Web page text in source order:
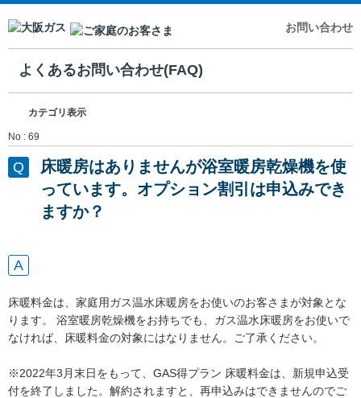
お問い合わせ
よくあるお問い合わせ(FAQ)
カテゴリ表示
No : 69
床暖房はありませんが浴室暖房乾燥機を使
っています。オプション割引は申込みでき
ますか？
床暖料金は、家庭用ガス温水床暖房をお使いのお客さまが対象とな
ります。 浴室暖房乾燥機をお持ちでも、ガス温水床暖房をお使いで
なければ、床暖料金の対象にはなりません。ご了承ください。
※2022年3月末日をもって、GAS得プラン 床暖料金は、新規申込受
付を終了しました。解約されますと、再申込みはできませんのでご